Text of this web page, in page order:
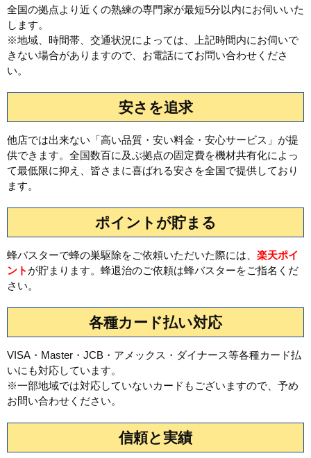
全国の拠点より近くの熟練の専門家が最短5分以内にお伺いいた
します。
※地域、時間帯、交通状況によっては、上記時間内にお伺いで
きない場合がありますので、お電話にてお問い合わせくださ
い。
安さを追求
他店では出来ない「高い品質・安い料金・安心サービス」が提
供できます。全国数百に及ぶ拠点の固定費を機材共有化によっ
て最低限に抑え、皆さまに喜ばれる安さを全国で提供しており
ます。
ポイントが貯まる
蜂バスターで蜂の巣駆除をご依頼いただいた際には、 楽天ポイ
ント が貯まります。蜂退治のご依頼は蜂バスターをご指名くだ
さい。
各種カード払い対応
VISA・Master・JCB・アメックス・ダイナース等各種カード払
いにも対応しています。
※一部地域では対応していないカードもございますので、予め
お問い合わせください。
信頼と実績